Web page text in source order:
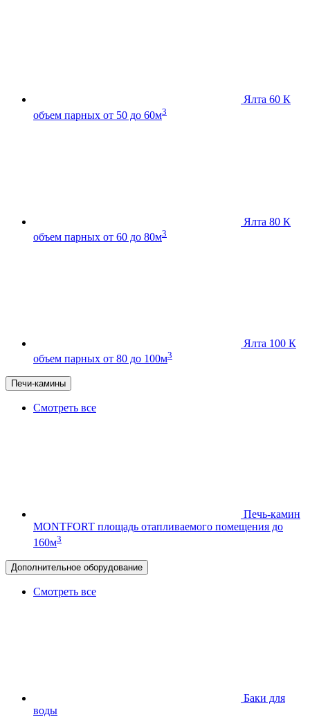
Ялта 60 К
объем парных от 50 до 60м3
Ялта 80 К
объем парных от 60 до 80м3
Ялта 100 К
объем парных от 80 до 100м3
Печи-камины
Смотреть все
Печь-камин
MONTFORT площадь отапливаемого помещения до
160м3
Дополнительное оборудование
Смотреть все
Баки для
воды